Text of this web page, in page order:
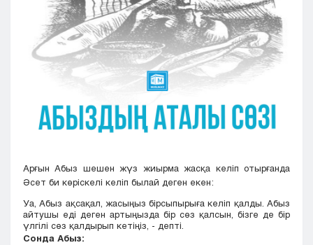
Семей
Талдыкорган
Тараз
Туркестан
Шымкент
Арғын Абыз шешен жүз жиырма жасқа келіп отырғанда
Әсет би көріскелі келіп былай деген екен:
Уа, Абыз ақсақал, жасыңыз бірсыпырыға келіп қалды. Абыз
айтушы еді деген артыңызда бір сөз қалсын, бізге де бір
үлгілі сөз қалдырып кетіңіз, - депті.
Сонда Абыз: